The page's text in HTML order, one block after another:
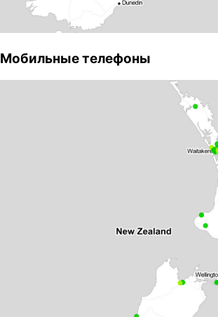
Мобильные телефоны